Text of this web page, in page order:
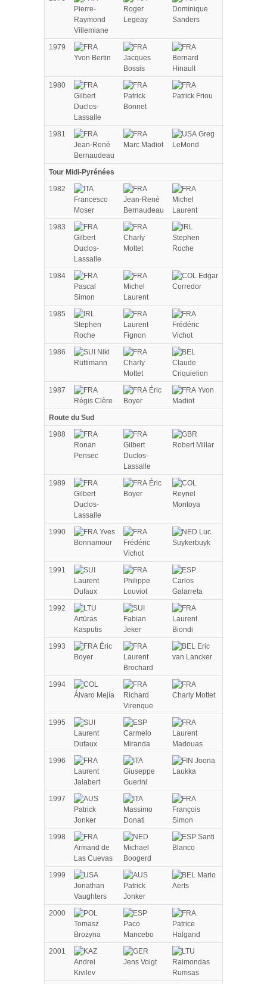
Pierre-
Raymond
Villemiane
Roger
Legeay
Dominique
Sanders
1979
Yvon Bertin
Jacques
Bossis
Bernard
Hinault
1980
Gilbert
Duclos-
Lassalle
Patrick
Bonnet
Patrick Friou
1981
Jean-René
Bernaudeau
Marc Madiot
Greg
LeMond
Tour Midi-Pyrénées
1982
Francesco
Moser
Jean-René
Bernaudeau
Michel
Laurent
1983
Gilbert
Duclos-
Lassalle
Charly
Mottet
Stephen
Roche
1984
Pascal
Simon
Michel
Laurent
Edgar
Corredor
1985
Stephen
Roche
Laurent
Fignon
Frédéric
Vichot
1986
Niki
Rüttimann
Charly
Mottet
Claude
Criquielion
1987
Régis Clère
Éric
Boyer
Yvon
Madiot
Route du Sud
1988
Ronan
Pensec
Gilbert
Duclos-
Lassalle
Robert Millar
1989
Gilbert
Duclos-
Lassalle
Éric
Boyer
Reynel
Montoya
1990
Yves
Bonnamour
Frédéric
Vichot
Luc
Suykerbuyk
1991
Laurent
Dufaux
Philippe
Louviot
Carlos
Galarreta
1992
Artūras
Kasputis
Fabian
Jeker
Laurent
Biondi
1993
Éric
Boyer
Laurent
Brochard
Eric
van Lancker
1994
Álvaro Mejía
Richard
Virenque
Charly Mottet
1995
Laurent
Dufaux
Carmelo
Miranda
Laurent
Madouas
1996
Laurent
Jalabert
Giuseppe
Guerini
Joona
Laukka
1997
Patrick
Jonker
Massimo
Donati
François
Simon
1998
Armand de
Las Cuevas
Michael
Boogerd
Santi
Blanco
1999
Jonathan
Vaughters
Patrick
Jonker
Mario
Aerts
2000
Tomasz
Brożyna
Paco
Mancebo
Patrice
Halgand
2001
Andrei
Kivilev
Jens Voigt
Raimondas
Rumsas